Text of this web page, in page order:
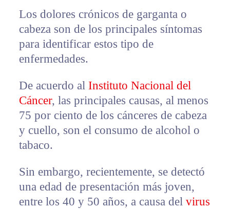
Los dolores crónicos de garganta o
cabeza son de los principales síntomas
para identificar estos tipo de
enfermedades.
De acuerdo al Instituto Nacional del
Cáncer, las principales causas, al menos
75 por ciento de los cánceres de cabeza
y cuello, son el consumo de alcohol o
tabaco.
Sin embargo, recientemente, se detectó
una edad de presentación más joven,
entre los 40 y 50 años, a causa del virus